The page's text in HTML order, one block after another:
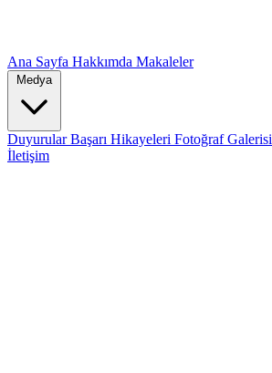
Ana Sayfa Hakkımda Makaleler
Medya
DuyurularBaşarı Hikayeleri Fotoğraf Galerisi
İletişim